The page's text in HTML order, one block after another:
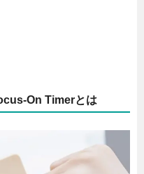
On Timerとは